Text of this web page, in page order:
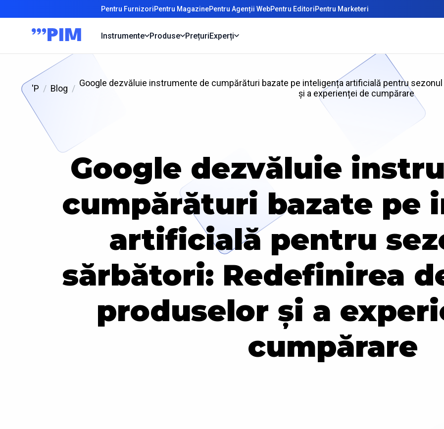
Pentru FurnizoriPentru MagazinePentru Agenții WebPentru EditoriPentru Marketeri
Instrumente Produse PrețuriExperți
'P Blog
Google dezvăluie instrumente de cumpărături bazate pe inteligența artificială pentru
și a experienței de cumpărare
Google dezvăluie
cumpărături bazate pe
artificială pentru
sărbători: Redefinirea
produselor și a
cumpărare